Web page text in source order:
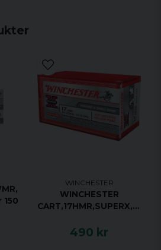
150
WINCHESTER
WINCHESTER
CART,17HMR,SUPERX,20gr,JHP,50/1000
490 kr
mässing
20 st